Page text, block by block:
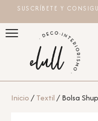
SUSCRÍBETE Y
Inicio/Textil/ Bolsa